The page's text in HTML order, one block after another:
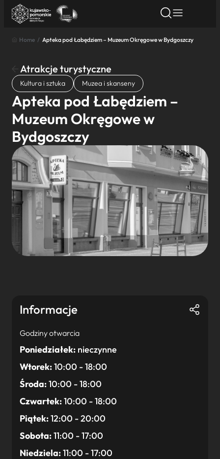
Znajdź atrakcję
Nazwa atrakcji
Miasto
Kategoria
Wyszukaj
Home / Apteka pod Łabędziem – Muzeum Okręgowe w Bydgoszczy
Atrakcje turystyczne
Kultura i sztuka Muzea i skanseny
Apteka pod Łabędziem –
Muzeum Okręgowe w
Bydgoszczy
Informacje
Godziny otwarcia
Poniedziałek: nieczynne
Wtorek:10:00 - 18:00
Środa:10:00 - 18:00
Czwartek:10:00 - 18:00
Piątek:12:00 - 20:00
Sobota:11:00 - 17:00
Niedziela:11:00 - 17:00